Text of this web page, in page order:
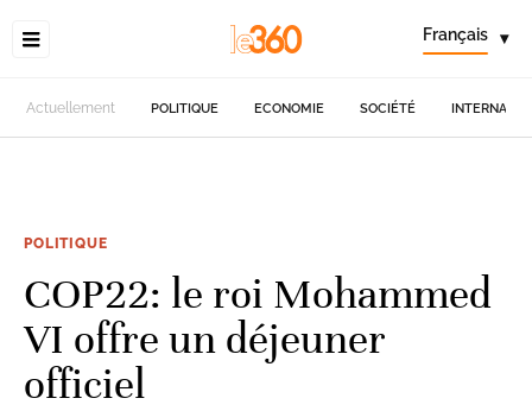
Français ▾
Actuellement POLITIQUE ECONOMIE SOCIÉTÉ
POLITIQUE
COP22: le roi Mohammed
VI offre un déjeuner
officiel